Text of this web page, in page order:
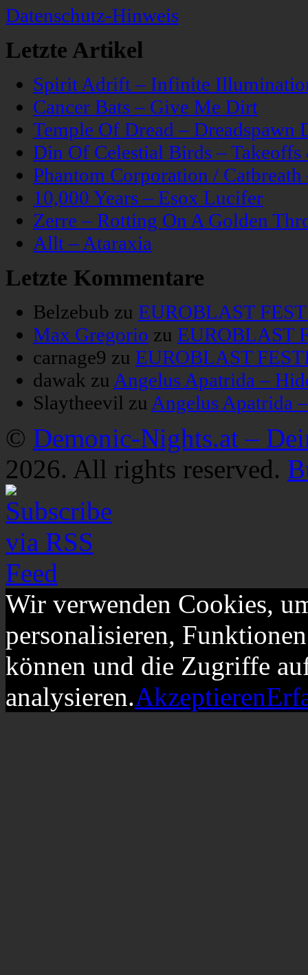
Datenschutz-Hinweis
Letzte Artikel
Spirit Adrift – Infinite
Cancer Bats – Give Me Dirt
Temple Of Dread – Dreadspawn
Din Of Celestial Birds –
Phantom Corporation /
10,000 Years – Esox Lucifer
Zerre – Rotting On A Golden
Allt – Ataraxia
Letzte Kommentare
Belzebub zu EUROBLAST
Max Gregorio zu EUROBLAST
carnage9 zu EUROBLAST
dawak zu Angelus Apatrida –
Slaytheevil zu Angelus Apatrida
© Demonic-Nights.at –
2026. All rights reserved.
Wir verwenden Cookies,
personalisieren,
können und die Zugriffe
analysieren.Akzeptieren